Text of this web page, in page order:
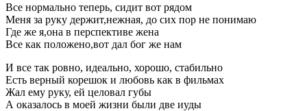
Все нормально теперь, сидит вот рядом
Меня за руку держит,нежная, до сих пор не понимаю
Где же я,она в перспективе жена
Все как положено,вот дал бог же нам
И все так ровно, идеально, хорошо, стабильно
Есть верный корешок и любовь как в фильмах
Жал ему руку, ей целовал губы
А оказалось в моей жизни были две иуды